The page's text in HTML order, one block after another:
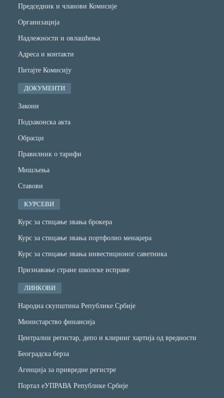
Председник и чланови Комисије
Организација
Надлежности и овлашћења
Адреса и контакти
Питајте Комисију
ДОКУМЕНТИ
Закони
Подзаконска акта
Обрасци
Правилник о тарифи
Мишљења
Ставови
КУРСЕВИ
Курс за стицање звања брокера
Курс за стицање звања портфолио менаџера
Курс за стицање звања инвестиционог саветника
Признавање стране школске исправе
ЛИНКОВИ
Народна скупштина Републике Србије
Министарство финансијa
Централни регистар, депо и клиринг хартија од вредности
Београдска берза
Агенција за привредне регистре
Портал еУПРАВА Републике Србије